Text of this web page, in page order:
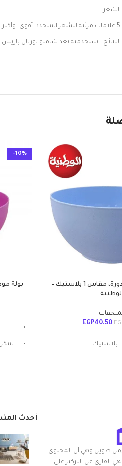
استخدميه بعد شامبو لوريال باريس إلفيف توتال
بولة موديل لينا مدورة، مقاس 1 بلاستيك –
EGP40.50
بلاستيك
مستدير
-10%
طويل وهي أن المحتوى
القارئ عن التركيز على
أحدث